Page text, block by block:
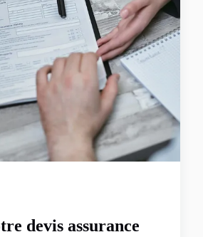
devis assurance